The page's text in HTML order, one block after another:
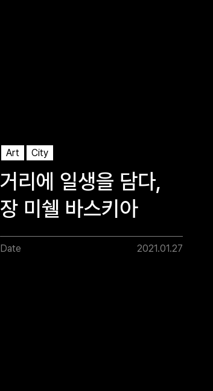
Art City
거리에 일생을 담다,
장 미쉘 바스키아
Date 2021.01.27